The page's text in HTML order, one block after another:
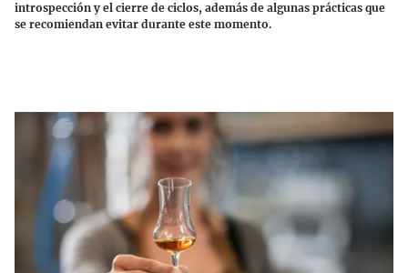
introspección y el cierre de ciclos, además de algunas prácticas que
se recomiendan evitar durante este momento.